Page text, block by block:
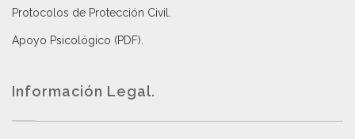
Protocolos de Protección Civil
Apoyo Psicológico (PDF)
Información Legal.